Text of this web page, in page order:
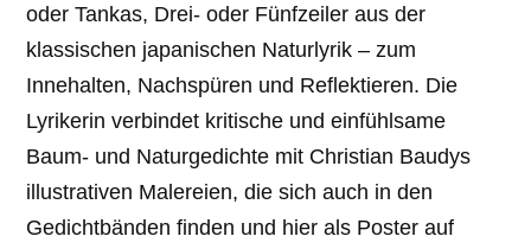
oder Tankas, Drei- oder Fünfzeiler aus der
klassischen japanischen Naturlyrik – zum
Innehalten, Nachspüren und Reflektieren. Die
Lyrikerin verbindet kritische und einfühlsame
Baum- und Naturgedichte mit Christian Baudys
illustrativen Malereien, die sich auch in den
Gedichtbänden finden und hier als Poster auf